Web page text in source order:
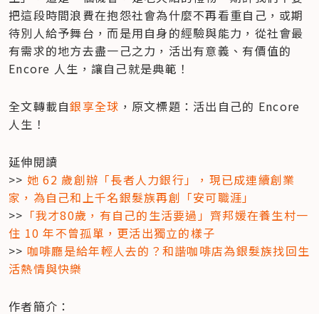
把這段時間浪費在抱怨社會為什麼不再看重自己，或期
待別人給予舞台，而是用自身的經驗與能力，從社會最
有需求的地方去盡一己之力，活出有意義、有價值的
Encore 人生，讓自己就是典範！
全文轉載自銀享全球 ，原文標題：活出自己的 Encore
人生！
延伸閱讀
>> 她 62 歲創辦「長者人力銀行」，現已成連續創業
家，為自己和上千名銀髮族再創「安可職涯」
>> 「我才80歲，有自己的生活要過」齊邦媛在養生村一
住 10 年不曾孤單，更活出獨立的樣子
>> 咖啡廳是給年輕人去的？和諧咖啡店為銀髮族找回生
活熱情與快樂